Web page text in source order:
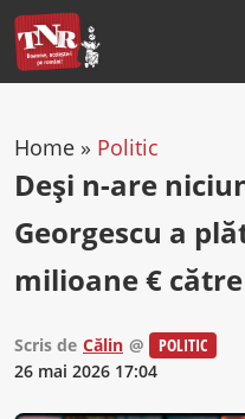
Home » Politic
Deși n-are
Georgescu a
milioane €
Scris de Călin @
POLITIC
26 mai 2026 17:04